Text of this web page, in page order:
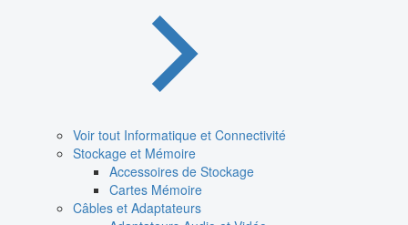
Voir tout Informatique et Connectivité
Stockage et Mémoire
Accessoires de Stockage
Cartes Mémoire
Câbles et Adaptateurs